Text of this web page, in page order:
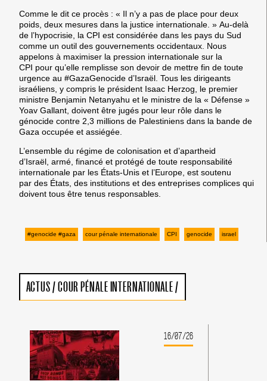
Comme le dit ce procès : « Il n’y a pas de place pour deux
poids, deux mesures dans la justice internationale. » Au-delà
de l’hypocrisie, la CPI est considérée dans les pays du Sud
comme un outil des gouvernements occidentaux. Nous
appelons à maximiser la pression internationale sur la
CPI pour qu’elle remplisse son devoir de mettre fin de toute
urgence au #GazaGenocide d’Israël. Tous les dirigeants
israéliens, y compris le président Isaac Herzog, le premier
ministre Benjamin Netanyahu et le ministre de la « Défense »
Yoav Gallant, doivent être jugés pour leur rôle dans le
génocide contre 2,3 millions de Palestiniens dans la bande de
Gaza occupée et assiégée.
L’ensemble du régime de colonisation et d’apartheid
d’Israël, armé, financé et protégé de toute responsabilité
internationale par les États-Unis et l’Europe, est soutenu
par des États, des institutions et des entreprises complices qui
doivent tous être tenus responsables.
#genocide #gaza cour pénale internationale CPI genocide israel
ACTUS/COUR PÉNALE INTERNATIONALE/
16/07/26